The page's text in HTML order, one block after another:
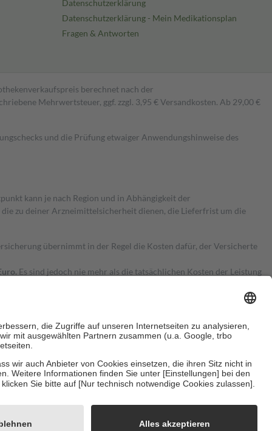
Datenschutzerklärung
Datenschutzerklärung - Mein Medikationsplan
Fragen & Antworten
berechnet nach der
Mehrwertsteuer, ggf. zzgl. 3,95 € Versandkosten. Ab 29,00 €
und die Prüfung etwaiger Anwendungshinweise des
kann je nach Region und in Abhängigkeit der
zu deiner Arzneimittelsicherheit dienen, die Lieferfrist um die
übernimmt in der Regel die Kosten dafür, der Versicherte
Es sind jedoch nie mehr als die tatsächlichen Kosten der Leistung
Zuzahlungen an bei: